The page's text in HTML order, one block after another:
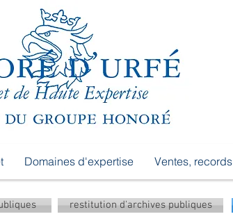
Domaines d'expertise Ventes, records
restitution d'archives publiques